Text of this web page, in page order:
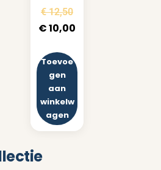
€12,50
€10,00
Toevoe
gen
aan
winkelw
agen